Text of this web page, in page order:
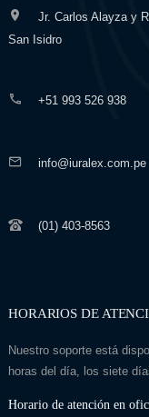
Jr. Carlos Alayza y
San Isidro
+51 993 526 938
info@iuralex.com.pe
(01) 403-8563
HORARIOS DE
Nuestro soporte está
horas del día, los siete
Horario de atención en